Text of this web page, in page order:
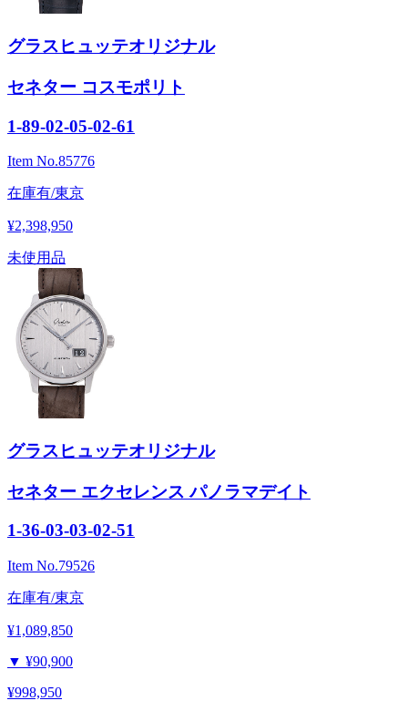
グラスヒュッテオリジナル
セネター コスモポリト
1-89-02-05-02-61
Item No.85776
在庫有/東京
¥2,398,950
未使用品
グラスヒュッテオリジナル
セネター エクセレンス パノラマデイト
1-36-03-03-02-51
Item No.79526
在庫有/東京
¥1,089,850
▼ ¥90,900
¥998,950